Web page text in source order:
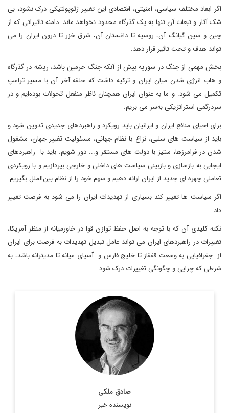
اگر ابعاد مختلف سیاسی، امنیتی، اقتصادی این تغییر ژئوپولتیکی درک نشود، بی
شک آثار و تبعات آن تنها به یک گذرگاه محدود نخواهد ماند. دامنه تاثیراتی که از
چین و سین گیانگ آن، روسیه تا داغستان آن، شرق خزر تا درون ایران را می
تواند هدف و تحت تاثیر قرار دهد‌.
بخش مهمی از جنگ در سوریه بیش از آنکه جنگ حرمین باشد، ریشه در گذرگاه
و هاب انرژی شدن میان ایران و ترکیه داشت که حلقه آخر آن با مسیر ترامپ
تکمیل می شود. و ما به عنوان ایران همچنان ناظر منفعل تحولات بوده‌ایم و در
سردرگمی استراتژیکی به‌سر می بریم.
برای احیای منافع ایران و ایرانیان باید رویکرد و راهبردهای جدیدی تدوین شود و
باید از سیاست های سلبی، نزاع با نظام جهانی، مسئولیت تغییر جهان، مشغول
شدن در فرامرزها، ستیز با دولت های مستقر و... دور شویم. باید با راهبردهای
ایجابی به بازسازی و بازبینی سیاست های داخلی و خارجی بپردازیم و با رویکردی
تعاملی چهره ای جدید از ایران ارائه دهیم و سهم خود را از نظام بین‌الملل بگیریم.
اگر سیاست ها تغییر کند بسیاری از تهدیدات ایران را می شود به فرصت تغییر
داد.
نکته کلیدی آن که با توجه به اصل حفظ توازن قوا در خاورمیانه از منظر آمریکا،
تغییرات در راهبردهای ایران می تواند عامل تبدیل تهدیدات به فرصت برای ایران
از جغرافیایی به وسعت قفقاز تا خلیج فارس و آسیای میانه تا مدیترانه باشد، به
شرطی که چرایی و چگونگی تغییرات درک شود.
صادق ملکی
نویسنده خبر
کارشناس، استراتژیست و تحلیلگر ارشد مسائل
سیاسی است.
اطلاعات بیشتر